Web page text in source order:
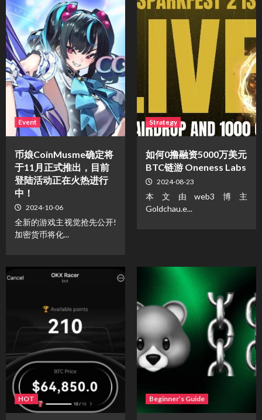
Event
币娘CoinMusme确定将
于11月正式推出，目前
登陆活动正在火热进行
中！
2024-10-06
全新的游戏主视觉抢先公开!
加密货币将化...
Strategy
如何0撸融资5000万美元
BTC链游 Oneness Labs
2024-08-23
本文由web3博主
Goldchau.e...
HOT Beginner’s Guide